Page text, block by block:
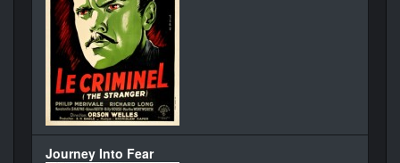
Journey Into Fear